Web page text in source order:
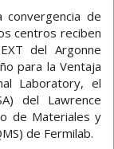
de
centros reciben
del Argonne
para la Ventaja
Laboratory, el
del Lawrence
de Materiales y
de Fermilab.